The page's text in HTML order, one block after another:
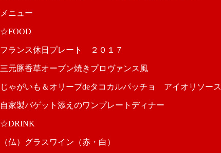
メニュー
☆FOOD
フランス休日プレート ２０１７
三元豚香草オーブン焼きプロヴァンス風
じゃがいも＆オリーブdeタコカルパッチョ アイオリソース
自家製バゲット添えのワンプレートディナー
☆DRINK
（仏）グラスワイン（赤・白）